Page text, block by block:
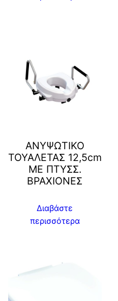
ΑΝΥΨΩΤΙΚΟ
ΤΟΥΑΛΕΤΑΣ 12,5cm
ΜΕ ΠΤΥΣΣ.
ΒΡΑΧΙΟΝΕΣ
Διαβάστε
περισσότερα